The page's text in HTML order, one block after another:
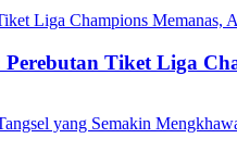
Liga Champions
Tiket Liga
yang Semakin